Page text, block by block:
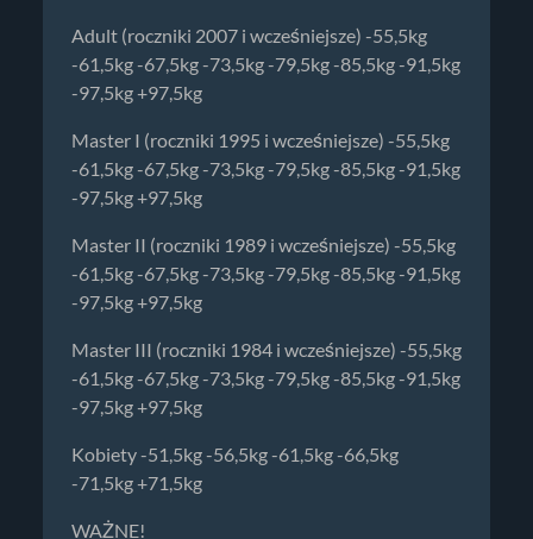
Adult (roczniki 2007 i wcześniejsze) -55,5kg
-61,5kg -67,5kg -73,5kg -79,5kg -85,5kg -91,5kg
-97,5kg +97,5kg
Master I (roczniki 1995 i wcześniejsze) -55,5kg
-61,5kg -67,5kg -73,5kg -79,5kg -85,5kg -91,5kg
-97,5kg +97,5kg
Master II (roczniki 1989 i wcześniejsze) -55,5kg
-61,5kg -67,5kg -73,5kg -79,5kg -85,5kg -91,5kg
-97,5kg +97,5kg
Master III (roczniki 1984 i wcześniejsze) -55,5kg
-61,5kg -67,5kg -73,5kg -79,5kg -85,5kg -91,5kg
-97,5kg +97,5kg
Kobiety -51,5kg -56,5kg -61,5kg -66,5kg
-71,5kg +71,5kg
WAŻNE!